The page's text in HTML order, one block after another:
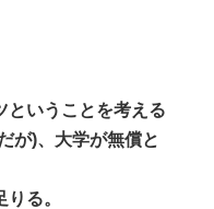
ということを考える
が)、大学が無償と
る。